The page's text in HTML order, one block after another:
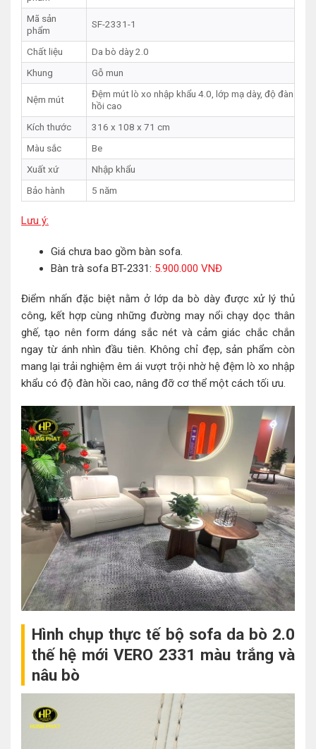
Mã sản
phẩm
SF-2331-1
Chất liệu
Da bò dày 2.0
Khung
Gỗ mun
Nệm mút
Đệm mút lò xo nhập khẩu 4.0, lớp mạ dày, độ đàn
hồi cao
Kích thước
316 x 108 x 71 cm
Màu sắc
Be
Xuất xứ
Nhập khẩu
Bảo hành
5 năm
Lưu ý:
Giá chưa bao gồm bàn sofa.
Bàn trà sofa BT-2331: 5.900.000 VNĐ
Điểm nhấn đặc biệt nằm ở lớp da bò dày được xử lý thủ
công, kết hợp cùng những đường may nổi chạy dọc thân
ghế, tạo nên form dáng sắc nét và cảm giác chắc chắn
ngay từ ánh nhìn đầu tiên. Không chỉ đẹp, sản phẩm còn
mang lại trải nghiệm êm ái vượt trội nhờ hệ đệm lò xo nhập
khẩu có độ đàn hồi cao, nâng đỡ cơ thể một cách tối ưu.
Hình chụp thực tế bộ sofa da bò 2.0
thế hệ mới VERO 2331 màu trắng và
nâu bò